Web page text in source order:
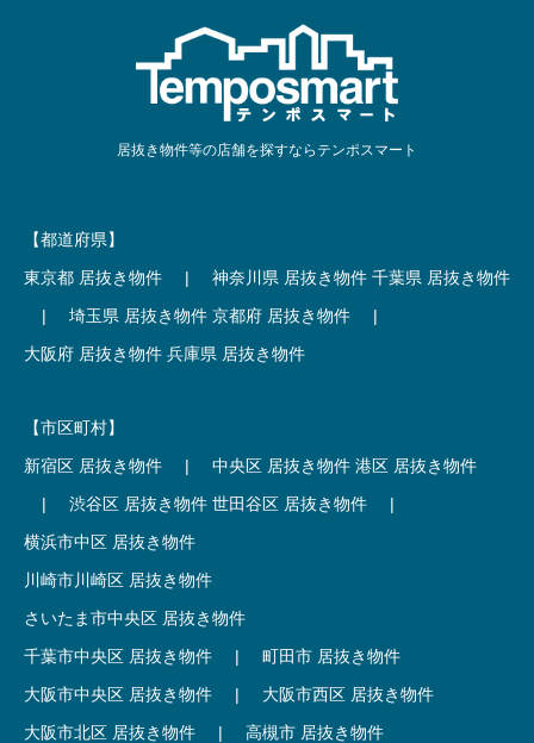
居抜き物件等の店舗を探すならテンポスマート
【都道府県】
東京都 居抜き物件
| 神奈川県 居抜き物件 千葉県 居抜き物件
|
埼玉県 居抜き物件 京都府 居抜き物件
|
大阪府 居抜き物件 兵庫県 居抜き物件
【市区町村】
新宿区 居抜き物件
| 中央区 居抜き物件 港区 居抜き物件
|
渋谷区 居抜き物件 世田谷区 居抜き物件
|
横浜市中区 居抜き物件
川崎市川崎区 居抜き物件
さいたま市中央区 居抜き物件
千葉市中央区 居抜き物件
|
町田市 居抜き物件
大阪市中央区 居抜き物件
|
大阪市西区 居抜き物件
大阪市北区 居抜き物件
|
高槻市 居抜き物件